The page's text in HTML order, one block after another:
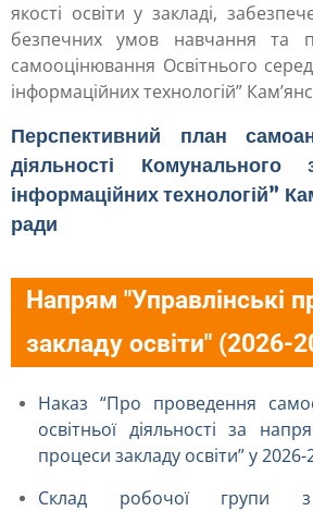
якості освіти у закладі,
безпечних умов навчання та
самооцінювання Освітнього
інформаційних технологій”
Перспективний план
діяльності Комунального
інформаційних технологій”
ради
Напрям "Управлінські
закладу освіти" (2026-
Наказ “Про проведення
освітньої діяльності за
процеси закладу освіти” у 2026-
Склад робочої групи